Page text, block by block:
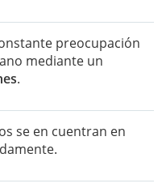
preocupación
mediante un
.
se en cuentran en